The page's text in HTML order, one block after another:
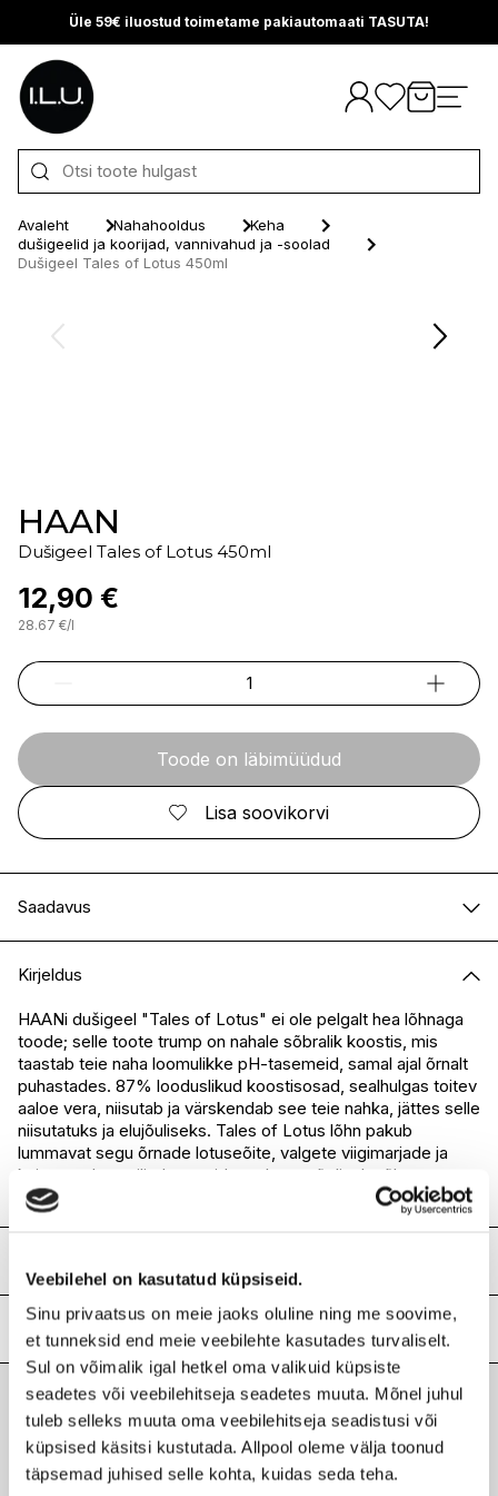
Veebilehel on kasutatud küpsiseid.
Sinu privaatsus on meie jaoks oluline ning me soovime,
et tunneksid end meie veebilehte kasutades turvaliselt.
Sul on võimalik igal hetkel oma valikuid küpsiste
seadetes või veebilehitseja seadetes muuta. Mõnel juhul
tuleb selleks muuta oma veebilehitseja seadistusi või
küpsised käsitsi kustutada. Allpool oleme välja toonud
täpsemad juhised selle kohta, kuidas seda teha.
Üle 59€ iluostud toimetame pakiautomaati TASUTA!
Otse sisu juurde
Avaleht Nahahooldus
Keha
dušigeelid ja koorijad, vannivahud ja -soolad
Dušigeel Tales of Lotus 450ml
HAAN
Dušigeel Tales of Lotus 450ml
12,90 €
28.67 €/l
Toode on läbimüüdud
Lisa soovikorvi
Saadavus
I.L.U. Kristiine
I.L.U. Ülemiste
Ei ole saadaval
I.L.U. Rocca
Ei ole saadaval
I.L.U. Lõunakeskus
Ei ole saadaval
I.L.U. Pärnu
Ei ole saadaval
Kirjeldus
HAANi dušigeel "Tales of Lotus" ei ole pelgalt hea lõhnaga
toode; selle toote trump on nahale sõbralik koostis, mis
taastab teie naha loomulikke pH-tasemeid, samal ajal õrnalt
puhastades. 87% looduslikud koostisosad, sealhulgas toitev
aaloe vera, niisutab ja värskendab see teie nahka, jättes selle
niisutatuks ja elujõuliseks. Tales of Lotus lõhn pakub
lummavat segu õrnade lotuseõite, valgete viigimarjade ja
kuivatatud puuviljade nootidega, luues tõeliselt võluva
lõhnakogemuse.
Aqua (Water), Sodium Laureth Sulfate, TEA-Lauryl Sulfate,
Sodium Chloride, Cocamidopropyl Betaine, Aloe
barbadensis Leaf Juice, Cocamide DEA,
Parfum(Fragrance), Glycerin, Benzyl Alcohol, Sodium
Benzoate, Benzoic Acid, Inulin, Disodium EDTA, Sorbic Acid,
Linalool, Limonene, Citral, Geraniol, Fructose, Potassium
Sorbate.
Lisainfo
Kaubamärk
HAAN
Laokood
H0200333
Ribakood
5060917125840
Viimati vaadatud tooted